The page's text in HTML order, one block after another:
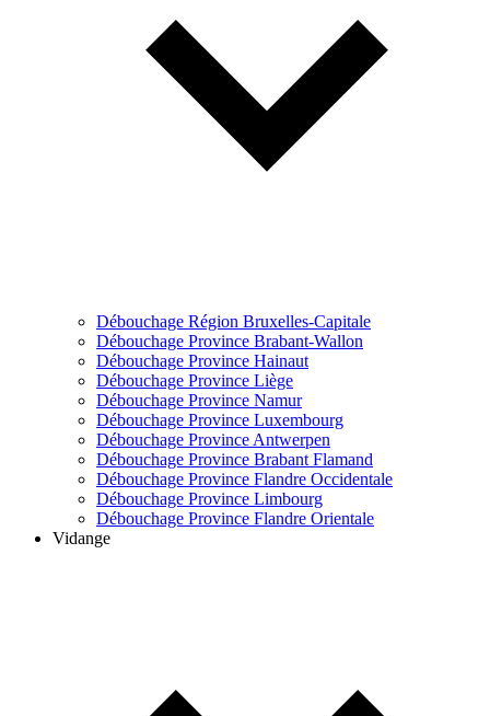
Débouchage Région Bruxelles-Capitale
Débouchage Province Brabant-Wallon
Débouchage Province Hainaut
Débouchage Province Liège
Débouchage Province Namur
Débouchage Province Luxembourg
Débouchage Province Antwerpen
Débouchage Province Brabant Flamand
Débouchage Province Flandre Occidentale
Débouchage Province Limbourg
Débouchage Province Flandre Orientale
Vidange